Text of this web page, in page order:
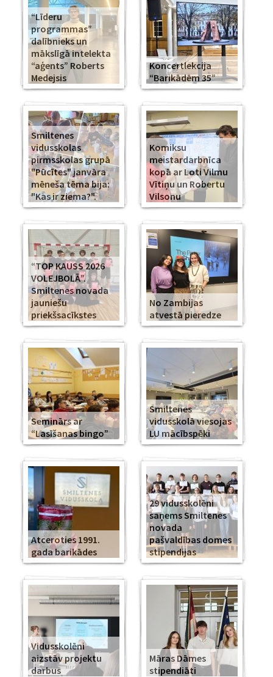
“Līderu
programmas”
dalībnieks un
mākslīgā intelekta
“aģents” Roberts
Medejsis
Koncertlekcija
“Barikādēm 35”
Smiltenes
vidusskolas
pirmsskolas grupā
"Pūcītes" janvāra
mēneša tēma bija:
"Kas ir ziema?".
Komiksu
meistardarbnīca
kopā ar Loti Vilmu
Vītiņu un Robertu
Vilsonu
“TOP KAUSS 2026
VOLEJBOLĀ”.
Smiltenes novada
jauniešu
priekšsacīkstes
No Zambijas
atvestā pieredze
Seminārs ar
“Lasīšanas bingo”
Smiltenes
vidusskolā viesojas
LU mācībspēki
Atceroties 1991.
gada barikādes
29 vidusskolēni
saņems Smiltenes
novada
pašvaldības domes
stipendijas
Vidusskolēni
aizstāv projektu
darbus
Māras Dāmes
stipendiāti